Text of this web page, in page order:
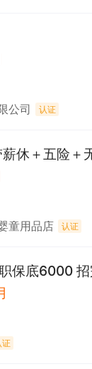
公司 认证
休＋五险＋
童用品店 认证
保底6000
证